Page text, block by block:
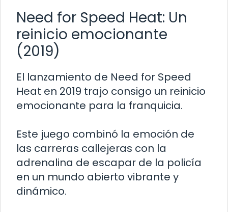
Need for Speed Heat: Un
reinicio emocionante
(2019)
El lanzamiento de Need for Speed
Heat en 2019 trajo consigo un reinicio
emocionante para la franquicia.
Este juego combinó la emoción de
las carreras callejeras con la
adrenalina de escapar de la policía
en un mundo abierto vibrante y
dinámico.